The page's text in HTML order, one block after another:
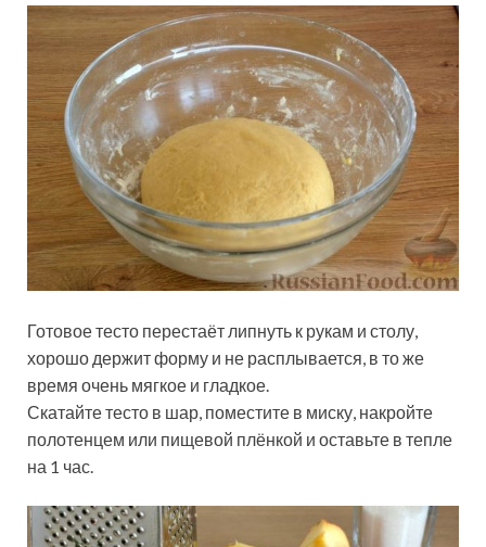
Готовое тесто перестаёт липнуть к рукам и столу,
хорошо держит форму и не расплывается, в то же
время очень мягкое и гладкое.
Скатайте тесто в шар, поместите в миску, накройте
полотенцем или пищевой плёнкой и оставьте в тепле
на 1 час.